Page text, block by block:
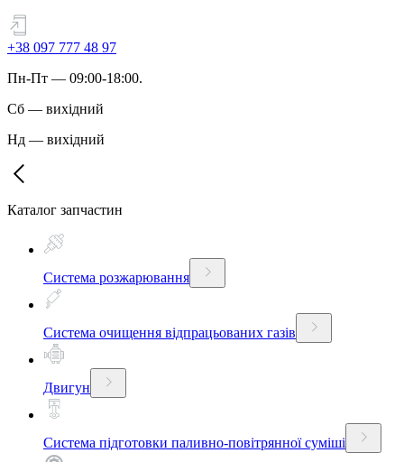
+38 097 777 48 97
Пн-Пт — 09:00-18:00.
Сб — вихідний
Нд — вихідний
Каталог запчастин
Система розжарювання
Система очищення відпрацьованих газів
Двигун
Система підготовки паливно-повітрянної суміші